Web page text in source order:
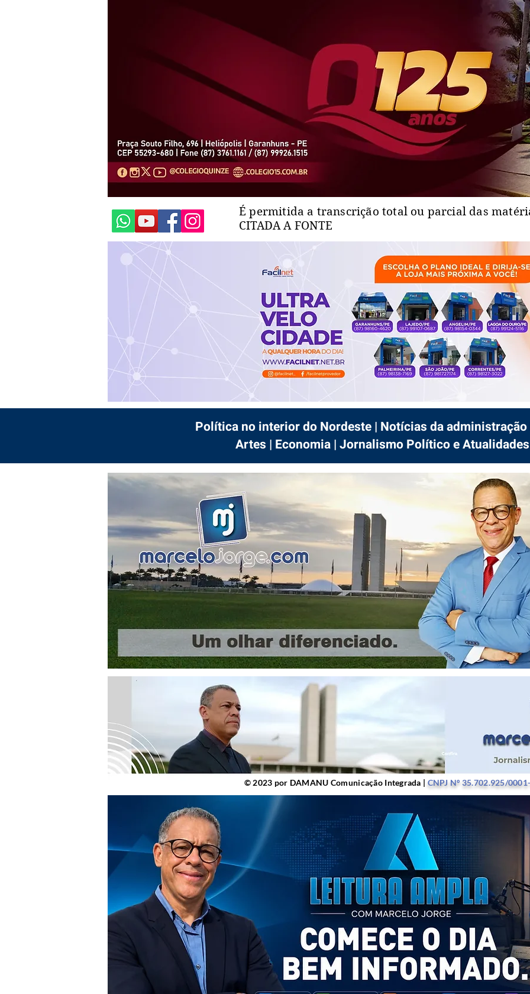
É permitida a transcrição total ou parcial das
CITADA A FONTE
Política no interior do Nordeste | Notícias da
Artes | Economia | Jornalismo Político e
© 2023 por DAMANU Comunicação Integrada | CNPJ Nº
© 2023 por DAMANU Comunicação Integrada | CNPJ Nº 35.702.925/